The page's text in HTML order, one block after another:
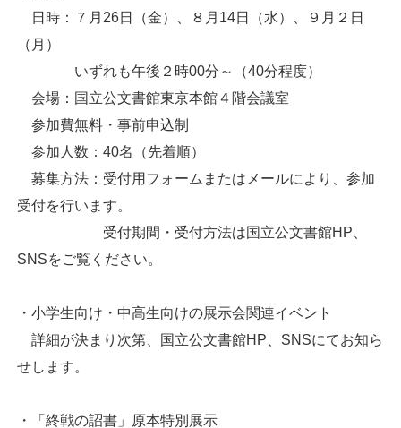
日時：７月26日（金）、８月14日（水）、９月２日
（月）
いずれも午後２時00分～（40分程度）
会場：国立公文書館東京本館４階会議室
参加費無料・事前申込制
参加人数：40名（先着順）
募集方法：受付用フォームまたはメールにより、参加
受付を行います。
受付期間・受付方法は国立公文書館HP、
SNSをご覧ください。
・小学生向け・中高生向けの展示会関連イベント
詳細が決まり次第、国立公文書館HP、SNSにてお知ら
せします。
・「終戦の詔書」原本特別展示